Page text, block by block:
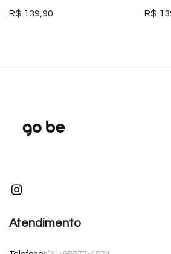
R$ 139,90 R$
Atendimento